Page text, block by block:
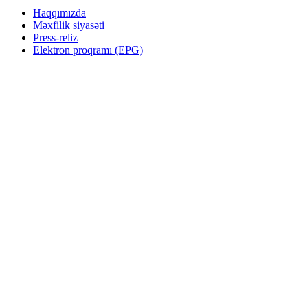
Haqqımızda
Məxfilik siyasəti
Press-reliz
Elektron proqramı (EPG)